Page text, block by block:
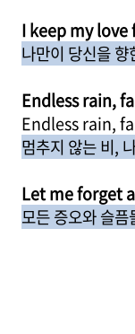
I keep my
나만이 당신을
Endless rain,
Endless rain,
멈추지 않는 비,
Let me forget
모든 증오와 슬